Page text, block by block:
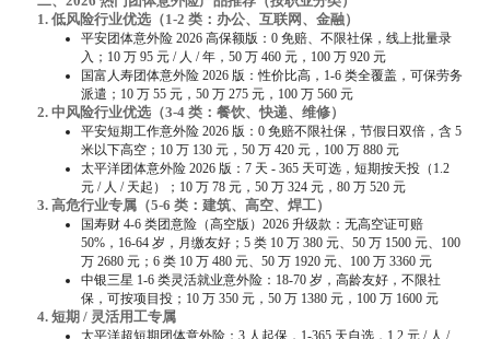
1. 低风险行业优选（1-2 类：办公、互联网、金融）
平安团体意外险 2026 高保额版：0 免赔、不限社保，线上批量录
入；10 万 95 元 / 人 / 年，50 万 460 元，100 万 920 元
国富人寿团体意外险 2026 版：性价比高，1-6 类全覆盖，可保劳务
派遣；10 万 55 元，50 万 275 元，100 万 560 元
2. 中风险行业优选（3-4 类：餐饮、快递、维修）
平安短期工作意外险 2026 版：0 免赔不限社保，节假日双倍，含 5
米以下高空；10 万 130 元，50 万 420 元，100 万 880 元
太平洋团体意外险 2026 版：7 天 - 365 天可选，短期按天投（1.2
元 / 人 / 天起）；10 万 78 元，50 万 324 元，80 万 520 元
3. 高危行业专属（5-6 类：建筑、高空、焊工）
国寿财 4-6 类团意险（高空版）2026 升级款：无高空证可赔
50%，16-64 岁，月缴友好；5 类 10 万 380 元、50 万 1500 元、100
万 2680 元；6 类 10 万 480 元、50 万 1920 元、100 万 3360 元
中银三星 1-6 类灵活就业意外险：18-70 岁，高龄友好，不限社
保，可按项目投；10 万 350 元，50 万 1380 元，100 万 1600 元
4. 短期 / 灵活用工专属
太平洋超短期团体意外险：3 人起保，1-365 天自选，1.2 元 / 人 /